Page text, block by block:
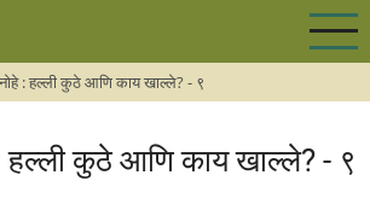
: हल्ली कुठे आणि काय खाल्ले? - ९
हल्ली कुठे आणि काय खाल्ले? - ९